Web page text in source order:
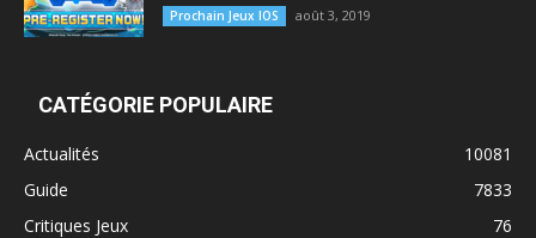
Prochain Jeux IOS août 3, 2019
CATÉGORIE POPULAIRE
Actualités
10081
Guide
7833
Critiques Jeux
76